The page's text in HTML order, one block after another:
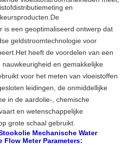
en
De
is een geoptimaliseerd ontwerp dat
geldstroomtechnologie voor
heeft de voordelen van een
en gemakkelijke
voor het meten van vloeistoffen
leidingen, de onmiddellijke
in de aardolie-, chemische
en wetenschappelijke
grote schaal gebruikt.
Mechanische Water
Meter Parameters: